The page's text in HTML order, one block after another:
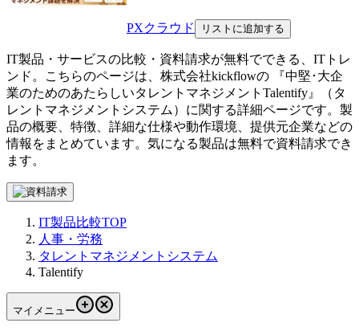
PXクラウド リストに追加する
IT製品・サービスの比較・資料請求が無料でできる、ITトレ
ンド。こちらのページは、 株式会社kickflowの 『中堅･大企
業のためのあたらしいタレントマネジメント Talentify 』（ タ
レントマネジメントシステム ）に関する詳細ページです。製
品の概要、特徴、詳細な仕様や動作環境、提供元企業などの
情報をまとめています。気になる製品は無料で資料請求でき
ます。
IT製品比較TOP
人事・労務
タレントマネジメントシステム
Talentify
マイメニュー